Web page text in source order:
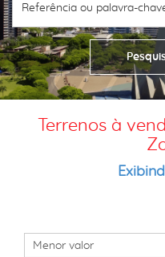
Terrenos à